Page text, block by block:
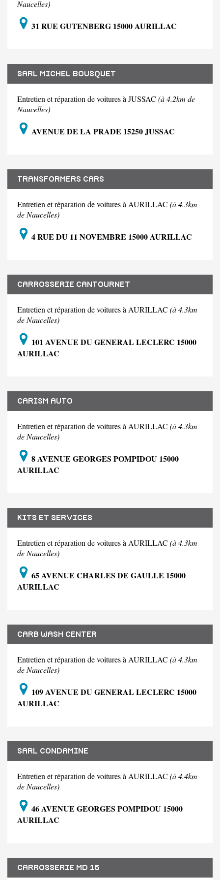
Naucelles)
31 RUE GUTENBERG 15000 AURILLAC
SARL MICHEL BOUSQUET
Entretien et réparation de voitures à JUSSAC (à 4.2km de
Naucelles)
AVENUE DE LA PRADE 15250 JUSSAC
TRANSFORMERS CARS
Entretien et réparation de voitures à AURILLAC (à 4.3km
de Naucelles)
4 RUE DU 11 NOVEMBRE 15000 AURILLAC
CARROSSERIE CANTOURNET
Entretien et réparation de voitures à AURILLAC (à 4.3km
de Naucelles)
101 AVENUE DU GENERAL LECLERC 15000
AURILLAC
CARISM AUTO
Entretien et réparation de voitures à AURILLAC (à 4.3km
de Naucelles)
8 AVENUE GEORGES POMPIDOU 15000
AURILLAC
KITS ET SERVICES
Entretien et réparation de voitures à AURILLAC (à 4.3km
de Naucelles)
65 AVENUE CHARLES DE GAULLE 15000
AURILLAC
CARB WASH CENTER
Entretien et réparation de voitures à AURILLAC (à 4.3km
de Naucelles)
109 AVENUE DU GENERAL LECLERC 15000
AURILLAC
SARL CONDAMINE
Entretien et réparation de voitures à AURILLAC (à 4.4km
de Naucelles)
46 AVENUE GEORGES POMPIDOU 15000
AURILLAC
CARROSSERIE MD 15